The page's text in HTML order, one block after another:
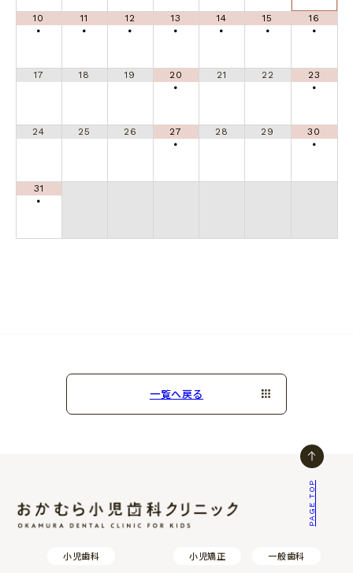
10
•
11
•
12
•
13
•
14
•
15
•
16
•
17 18 19
20
•
21 22
23
•
24 25 26
27
•
28 29
30
•
31
•
一覧へ戻る
PAGE TOP
おかむら小児歯科クリニック
小児歯科 小児矯正 一般歯科